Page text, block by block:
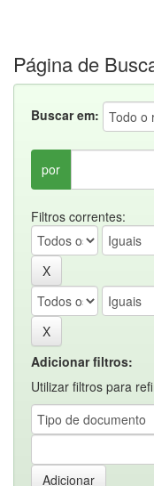
Página de
Buscar em:
por
Filtros correntes:
Adicionar filtros:
Utilizar filtros para